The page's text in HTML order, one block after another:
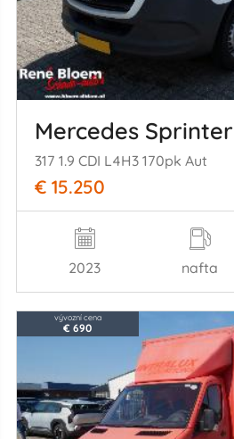
Mercedes Sprinter
317 1.9 CDI L4H3 170pk Aut
€ 15.250
2023 nafta
vývozní cena
€ 690